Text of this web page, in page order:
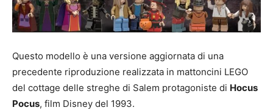
Questo modello è una versione aggiornata di una
precedente riproduzione realizzata in mattoncini LEGO
del cottage delle streghe di Salem protagoniste di Hocus
Pocus, film Disney del 1993.